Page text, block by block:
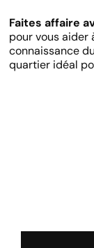
Faites affaire
pour vous aider
connaissance
quartier idéal